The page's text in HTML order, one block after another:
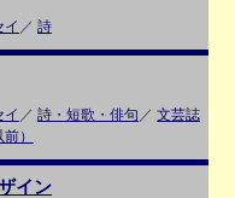
イ ／ 詩
イ ／ 詩・短歌・俳句 ／ 文芸誌
）
イン